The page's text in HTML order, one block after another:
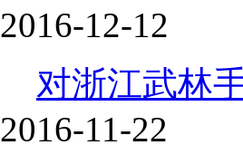
2016-12-12
对浙江武林
2016-11-22